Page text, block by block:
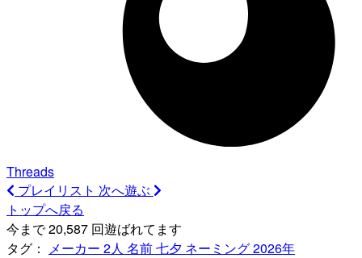
Threads
プレイリスト 次へ遊ぶ
トップへ戻る
今まで 20,587 回遊ばれてます
タグ：
メーカー 2人 名前七夕 ネーミング2026年